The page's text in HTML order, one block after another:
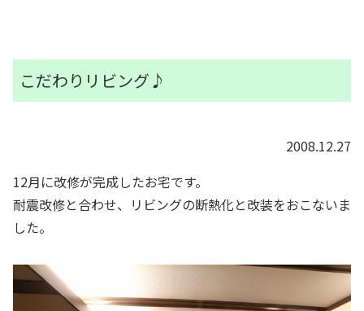
こだわりリビング♪
2008.12.27
12月に改修が完成したお宅です。
耐震改修と合わせ、リビングの断熱化と改装をおこないま
した。